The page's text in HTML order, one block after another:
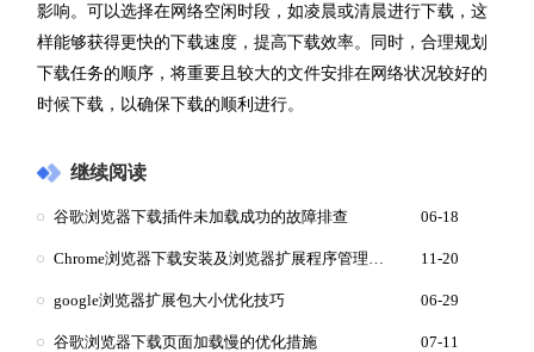
影响。可以选择在网络空闲时段，如凌晨或清晨进行下载，这
样能够获得更快的下载速度，提高下载效率。同时，合理规划
下载任务的顺序，将重要且较大的文件安排在网络状况较好的
时候下载，以确保下载的顺利进行。
继续阅读
谷歌浏览器下载插件未加载成功的故障排查 06-18
11-20
google浏览器扩展包大小优化技巧 06-29
谷歌浏览器下载页面加载慢的优化措施 07-11